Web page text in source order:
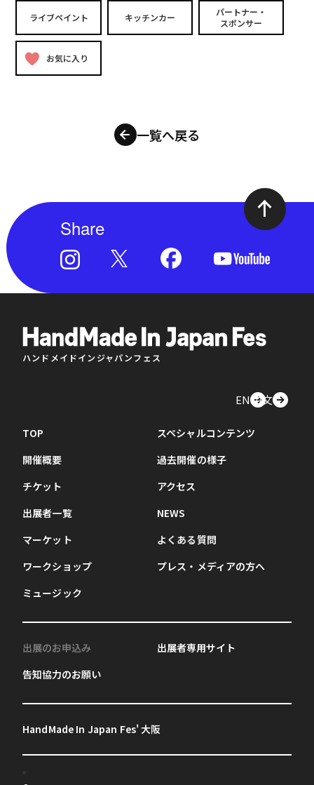
ライブペイント キッチンカー
パートナー・
スポンサー
お気に入り
一覧へ戻る
Share
ハンドメイドインジャパンフェス
EN中文
TOP
開催概要
チケット
出展者一覧
マーケット
ワークショップ
ミュージック
スペシャルコンテンツ
過去開催の様子
アクセス
NEWS
よくある質問
プレス・メディアの方へ
出展のお申込み
告知協力のお願い
出展者専用サイト
HandMade In Japan Fes' 大阪